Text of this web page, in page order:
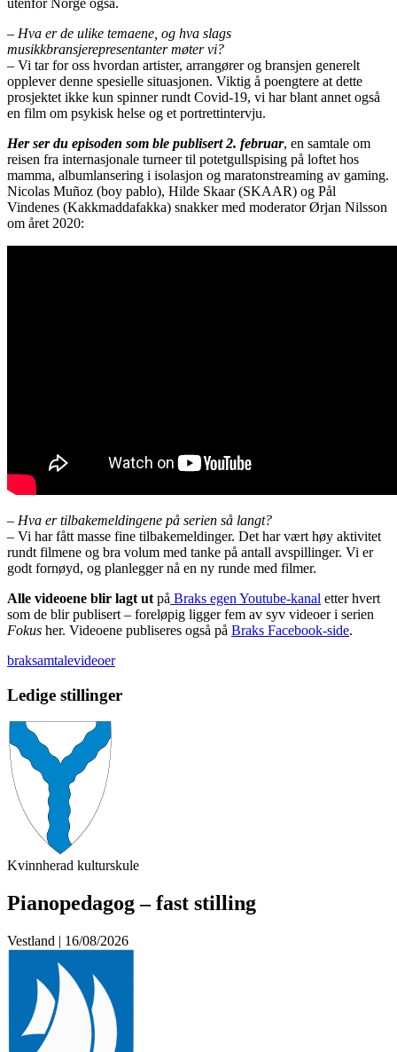
– Hva er de ulike temaene, og hva slags
musikkbransjerepresentanter møter vi?
– Vi tar for oss hvordan artister, arrangører og bransjen generelt
opplever denne spesielle situasjonen. Viktig å poengtere at dette
prosjektet ikke kun spinner rundt Covid-19, vi har blant annet også
en film om psykisk helse og et portrettintervju.
Her ser du episoden som ble publisert 2. februar, en samtale om
reisen fra internasjonale turneer til potetgullspising på loftet hos
mamma, albumlansering i isolasjon og maratonstreaming av gaming.
Nicolas Muñoz (boy pablo), Hilde Skaar (SKAAR) og Pål
Vindenes (Kakkmaddafakka) snakker med moderator Ørjan Nilsson
om året 2020:
– Hva er tilbakemeldingene på serien så langt?
– Vi har fått masse fine tilbakemeldinger. Det har vært høy aktivitet
rundt filmene og bra volum med tanke på antall avspillinger. Vi er
godt fornøyd, og planlegger nå en ny runde med filmer.
Alle videoene blir lagt ut på Braks egen Youtube-kanal etter hvert
som de blir publisert – foreløpig ligger fem av syv videoer i serien
Fokus her. Videoene publiseres også på Braks Facebook-side.
braksamtalevideoer
Ledige stillinger
Kvinnherad kulturskule
Pianopedagog – fast stilling
Vestland | 16/08/2026